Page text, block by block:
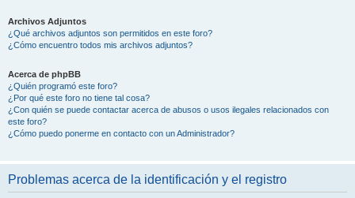
Archivos Adjuntos
¿Qué archivos adjuntos son permitidos en este foro?
¿Cómo encuentro todos mis archivos adjuntos?
Acerca de phpBB
¿Quién programó este foro?
¿Por qué este foro no tiene tal cosa?
¿Con quién se puede contactar acerca de abusos o usos ilegales relacionados con
este foro?
¿Cómo puedo ponerme en contacto con un Administrador?
Problemas acerca de la identificación y el registro